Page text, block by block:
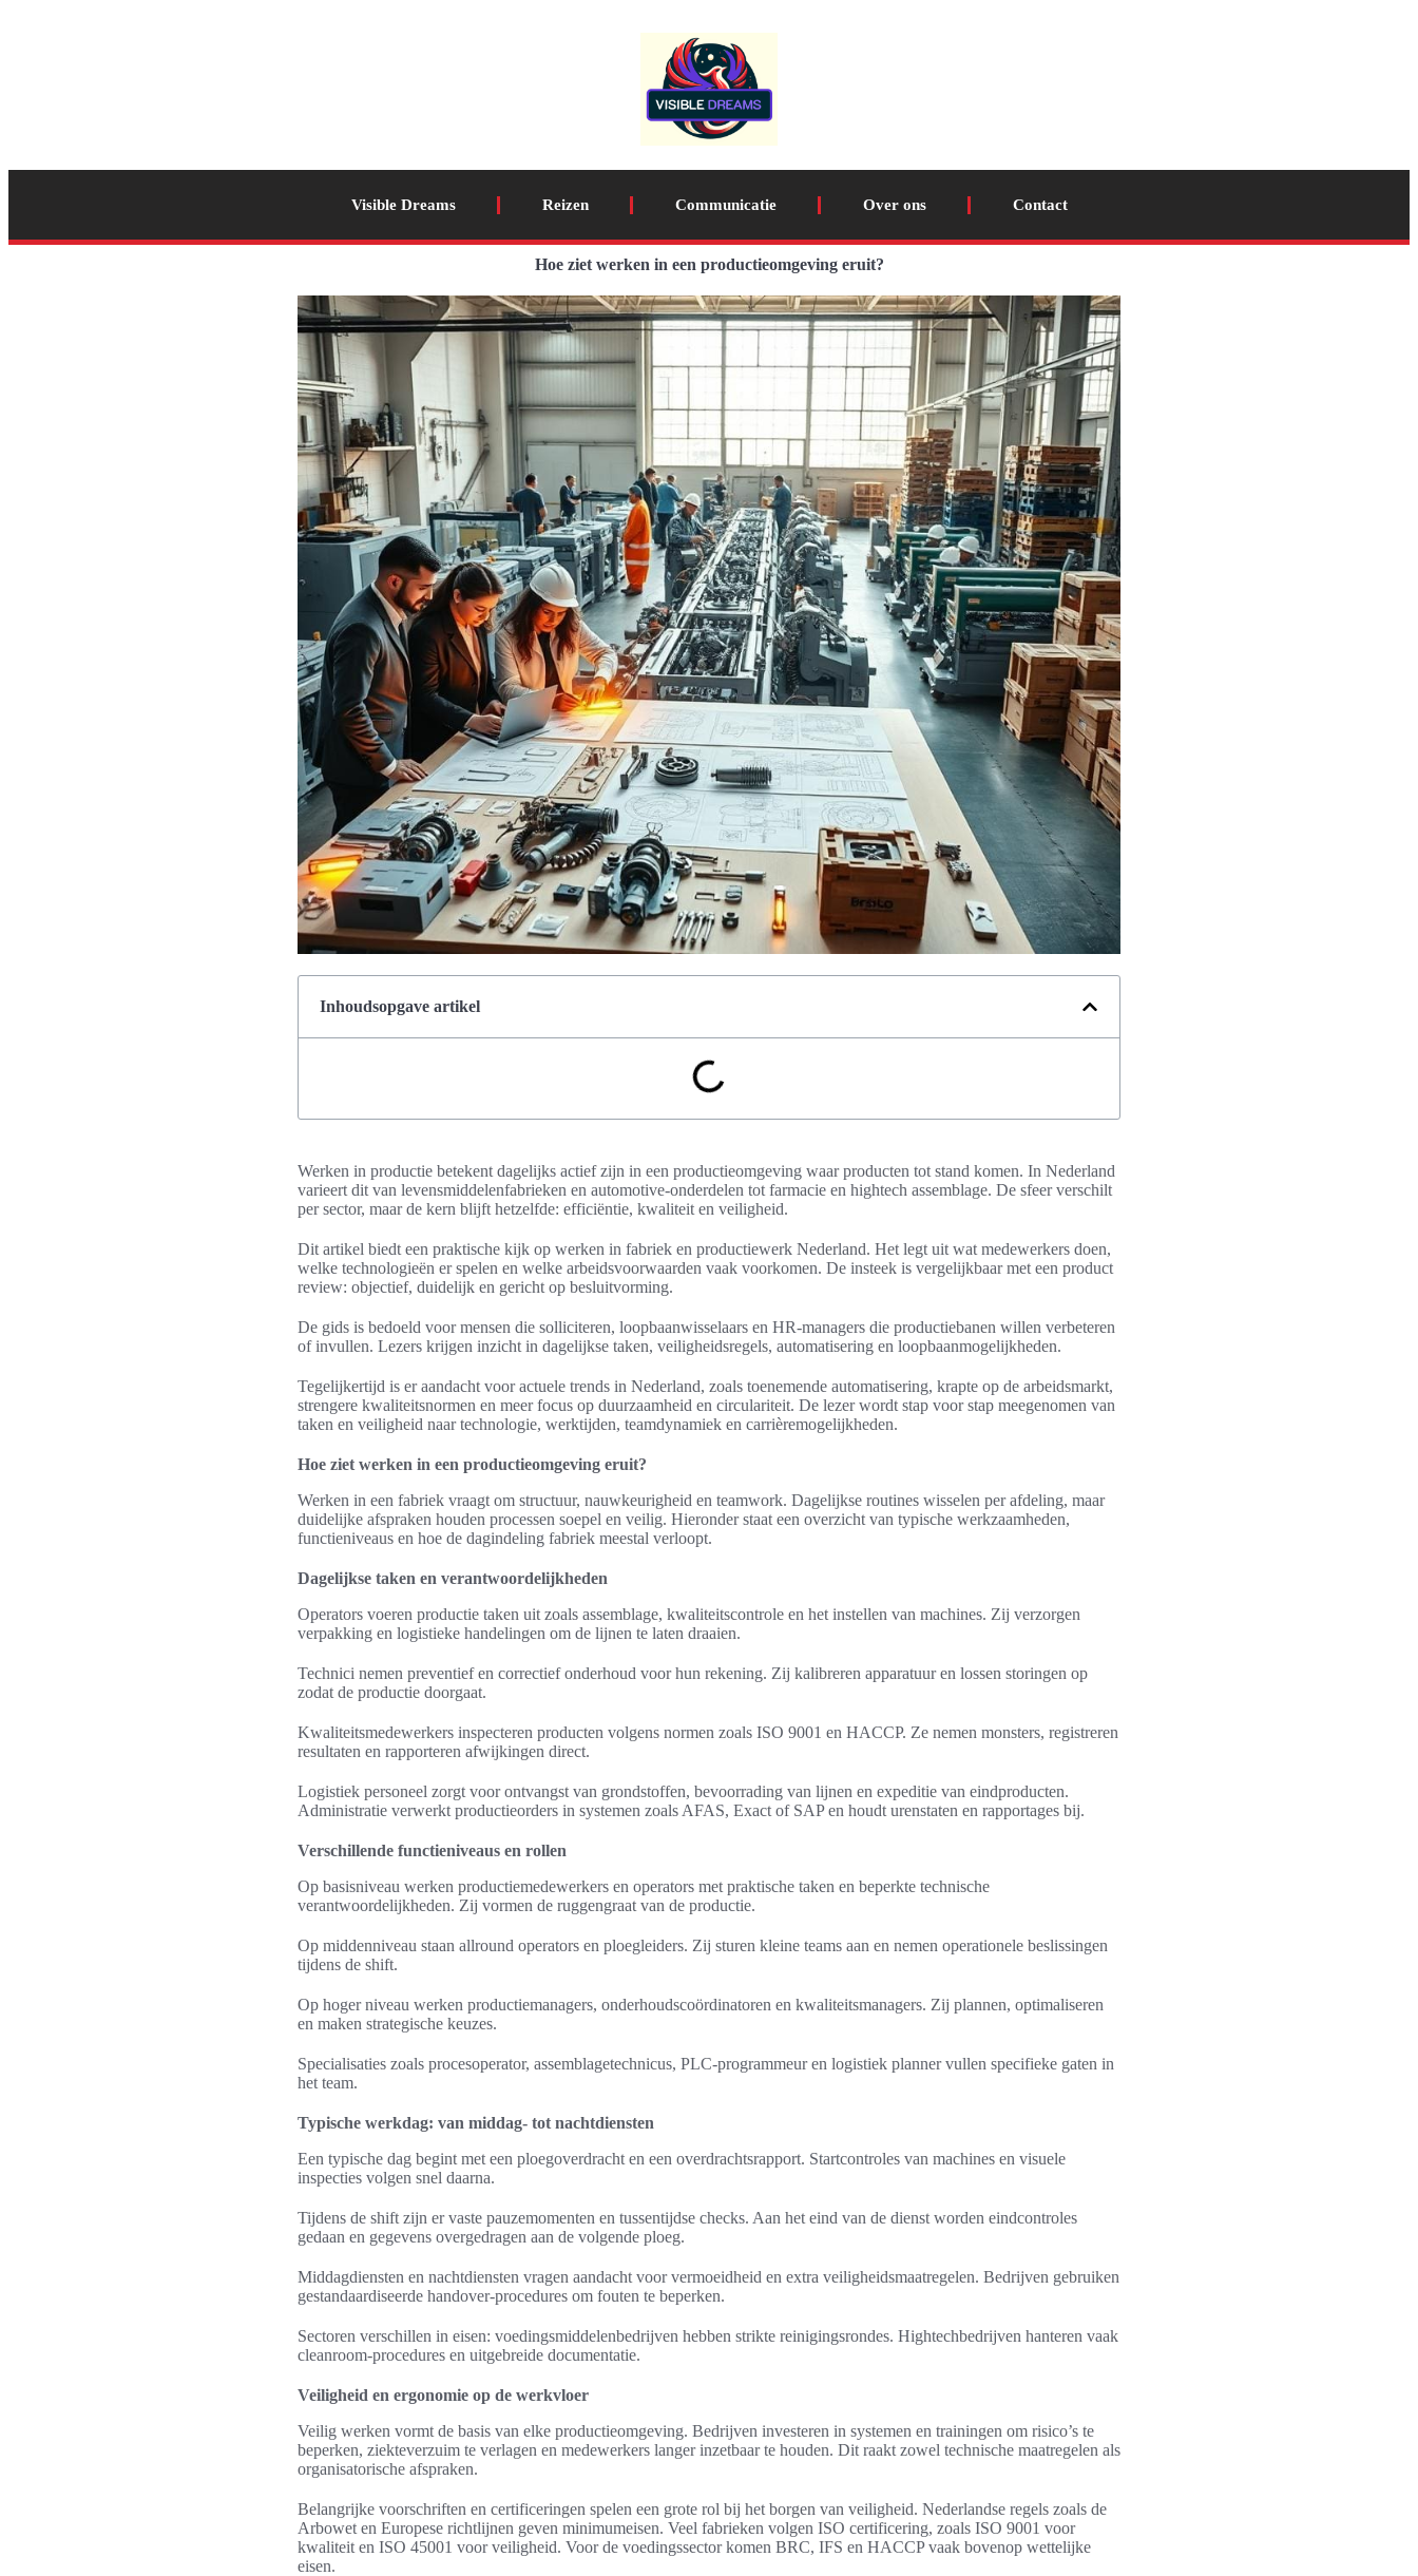
Visible Dreams Reizen Communicatie Over ons Contact
Hoe ziet werken in een productieomgeving eruit?
Inhoudsopgave artikel
Werken in productie betekent dagelijks actief zijn in een productieomgeving waar producten tot stand komen. In Nederland
varieert dit van levensmiddelenfabrieken en automotive-onderdelen tot farmacie en hightech assemblage. De sfeer verschilt
per sector, maar de kern blijft hetzelfde: efficiëntie, kwaliteit en veiligheid.
Dit artikel biedt een praktische kijk op werken in fabriek en productiewerk Nederland. Het legt uit wat medewerkers doen,
welke technologieën er spelen en welke arbeidsvoorwaarden vaak voorkomen. De insteek is vergelijkbaar met een product
review: objectief, duidelijk en gericht op besluitvorming.
De gids is bedoeld voor mensen die solliciteren, loopbaanwisselaars en HR-managers die productiebanen willen verbeteren
of invullen. Lezers krijgen inzicht in dagelijkse taken, veiligheidsregels, automatisering en loopbaanmogelijkheden.
Tegelijkertijd is er aandacht voor actuele trends in Nederland, zoals toenemende automatisering, krapte op de arbeidsmarkt,
strengere kwaliteitsnormen en meer focus op duurzaamheid en circulariteit. De lezer wordt stap voor stap meegenomen van
taken en veiligheid naar technologie, werktijden, teamdynamiek en carrièremogelijkheden.
Hoe ziet werken in een productieomgeving eruit?
Werken in een fabriek vraagt om structuur, nauwkeurigheid en teamwork. Dagelijkse routines wisselen per afdeling, maar
duidelijke afspraken houden processen soepel en veilig. Hieronder staat een overzicht van typische werkzaamheden,
functieniveaus en hoe de dagindeling fabriek meestal verloopt.
Dagelijkse taken en verantwoordelijkheden
Operators voeren productie taken uit zoals assemblage, kwaliteitscontrole en het instellen van machines. Zij verzorgen
verpakking en logistieke handelingen om de lijnen te laten draaien.
Technici nemen preventief en correctief onderhoud voor hun rekening. Zij kalibreren apparatuur en lossen storingen op
zodat de productie doorgaat.
Kwaliteitsmedewerkers inspecteren producten volgens normen zoals ISO 9001 en HACCP. Ze nemen monsters, registreren
resultaten en rapporteren afwijkingen direct.
Logistiek personeel zorgt voor ontvangst van grondstoffen, bevoorrading van lijnen en expeditie van eindproducten.
Administratie verwerkt productieorders in systemen zoals AFAS, Exact of SAP en houdt urenstaten en rapportages bij.
Verschillende functieniveaus en rollen
Op basisniveau werken productiemedewerkers en operators met praktische taken en beperkte technische
verantwoordelijkheden. Zij vormen de ruggengraat van de productie.
Op middenniveau staan allround operators en ploegleiders. Zij sturen kleine teams aan en nemen operationele beslissingen
tijdens de shift.
Op hoger niveau werken productiemanagers, onderhoudscoördinatoren en kwaliteitsmanagers. Zij plannen, optimaliseren
en maken strategische keuzes.
Specialisaties zoals procesoperator, assemblagetechnicus, PLC-programmeur en logistiek planner vullen specifieke gaten in
het team.
Typische werkdag: van middag- tot nachtdiensten
Een typische dag begint met een ploegoverdracht en een overdrachtsrapport. Startcontroles van machines en visuele
inspecties volgen snel daarna.
Tijdens de shift zijn er vaste pauzemomenten en tussentijdse checks. Aan het eind van de dienst worden eindcontroles
gedaan en gegevens overgedragen aan de volgende ploeg.
Middagdiensten en nachtdiensten vragen aandacht voor vermoeidheid en extra veiligheidsmaatregelen. Bedrijven gebruiken
gestandaardiseerde handover-procedures om fouten te beperken.
Sectoren verschillen in eisen: voedingsmiddelenbedrijven hebben strikte reinigingsrondes. Hightechbedrijven hanteren vaak
cleanroom-procedures en uitgebreide documentatie.
Veiligheid en ergonomie op de werkvloer
Veilig werken vormt de basis van elke productieomgeving. Bedrijven investeren in systemen en trainingen om risico’s te
beperken, ziekteverzuim te verlagen en medewerkers langer inzetbaar te houden. Dit raakt zowel technische maatregelen als
organisatorische afspraken.
Belangrijke voorschriften en certificeringen spelen een grote rol bij het borgen van veiligheid. Nederlandse regels zoals de
Arbowet en Europese richtlijnen geven minimumeisen. Veel fabrieken volgen ISO certificering, zoals ISO 9001 voor
kwaliteit en ISO 45001 voor veiligheid. Voor de voedingssector komen BRC, IFS en HACCP vaak bovenop wettelijke
eisen.